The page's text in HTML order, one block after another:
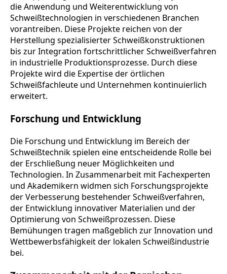
die Anwendung und Weiterentwicklung von
Schweißtechnologien in verschiedenen Branchen
vorantreiben. Diese Projekte reichen von der
Herstellung spezialisierter Schweißkonstruktionen
bis zur Integration fortschrittlicher Schweißverfahren
in industrielle Produktionsprozesse. Durch diese
Projekte wird die Expertise der örtlichen
Schweißfachleute und Unternehmen kontinuierlich
erweitert.
Forschung und Entwicklung
Die Forschung und Entwicklung im Bereich der
Schweißtechnik spielen eine entscheidende Rolle bei
der Erschließung neuer Möglichkeiten und
Technologien. In Zusammenarbeit mit Fachexperten
und Akademikern widmen sich Forschungsprojekte
der Verbesserung bestehender Schweißverfahren,
der Entwicklung innovativer Materialien und der
Optimierung von Schweißprozessen. Diese
Bemühungen tragen maßgeblich zur Innovation und
Wettbewerbsfähigkeit der lokalen Schweißindustrie
bei.